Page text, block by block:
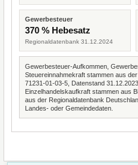
Gewerbesteuer
370 % Hebesatz
Regionaldatenbank 31.12.2024
Gewerbesteuer-Aufkommen,
Steuereinnahmekraft stammen aus
71231-01-03-5, Datenstand
Einzelhandelskaufkraft stammen aus
aus der Regionaldatenbank
Landes- oder Gemeindedaten.